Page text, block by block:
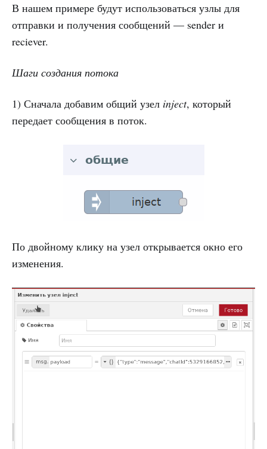
В нашем примере будут использоваться узлы для
отправки и получения сообщений — sender и
reciever.
Шаги создания потока
1) Сначала добавим общий узел inject, который
передает сообщения в поток.
По двойному клику на узел открывается окно его
изменения.